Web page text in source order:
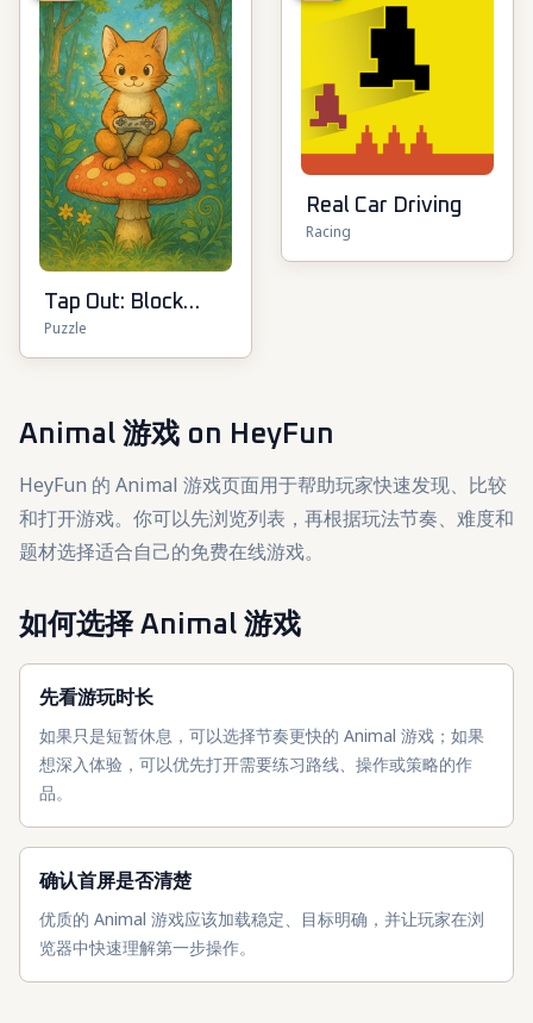
Tap Out: Block
Escape
Puzzle
Real Car Driving
Racing
Animal 游戏 on HeyFun
HeyFun 的 Animal 游戏页面用于帮助玩家快速发现、比较
和打开游戏。你可以先浏览列表，再根据玩法节奏、难度和
题材选择适合自己的免费在线游戏。
如何选择 Animal 游戏
先看游玩时长
如果只是短暂休息，可以选择节奏更快的 Animal 游戏；如果
想深入体验，可以优先打开需要练习路线、操作或策略的作
品。
确认首屏是否清楚
优质的 Animal 游戏应该加载稳定、目标明确，并让玩家在浏
览器中快速理解第一步操作。